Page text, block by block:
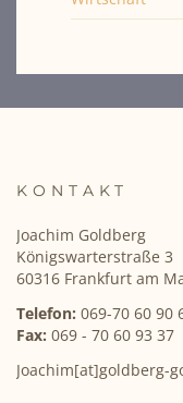
KONTAKT
Joachim Goldberg
Königswarterstraße 3
60316 Frankfurt am
Telefon: 069-70 60 90
Fax: 069 - 70 60 93 37
Joachim[at]goldberg-